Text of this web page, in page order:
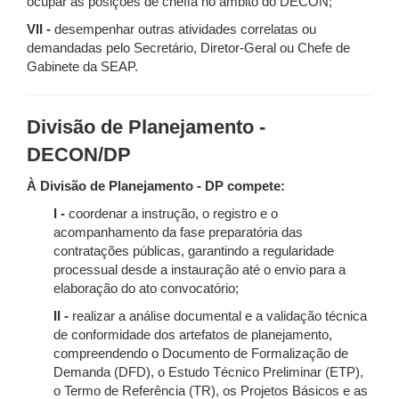
VII - desempenhar outras atividades correlatas ou
demandadas pelo Secretário, Diretor-Geral ou Chefe de
Gabinete da SEAP.
Divisão de Planejamento -
DECON/DP
À Divisão de Planejamento - DP compete:
I - coordenar a instrução, o registro e o
acompanhamento da fase preparatória das
contratações públicas, garantindo a regularidade
processual desde a instauração até o envio para a
elaboração do ato convocatório;
II - realizar a análise documental e a validação técnica
de conformidade dos artefatos de planejamento,
compreendendo o Documento de Formalização de
Demanda (DFD), o Estudo Técnico Preliminar (ETP),
o Termo de Referência (TR), os Projetos Básicos e as